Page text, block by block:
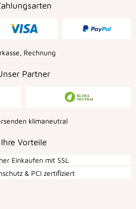
Rechnung
Partner
klimaneutral
Ihre Vorteile
Einkaufen mit SSL
& PCI zertiﬁziert